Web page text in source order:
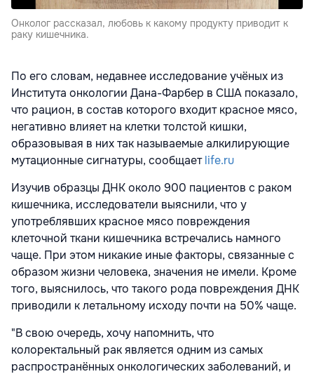
Онколог рассказал, любовь к какому продукту приводит к
раку кишечника.
По его словам, недавнее исследование учёных из
Института онкологии Дана-Фарбер в США показало,
что рацион, в состав которого входит красное мясо,
негативно влияет на клетки толстой кишки,
образовывая в них так называемые алкилирующие
мутационные сигнатуры, сообщаетlife.ru
Изучив образцы ДНК около 900 пациентов с раком
кишечника, исследователи выяснили, что у
употреблявших красное мясо повреждения
клеточной ткани кишечника встречались намного
чаще. При этом никакие иные факторы, связанные с
образом жизни человека, значения не имели. Кроме
того, выяснилось, что такого рода повреждения ДНК
приводили к летальному исходу почти на 50% чаще.
"В свою очередь, хочу напомнить, что
колоректальный рак является одним из самых
распространённых онкологических заболеваний, и